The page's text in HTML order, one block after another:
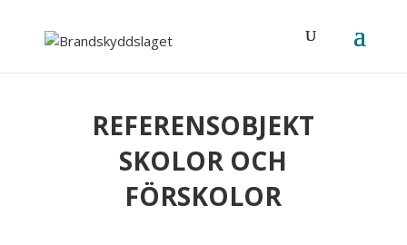
REFERENSOBJEKT
SKOLOR OCH
FÖRSKOLOR